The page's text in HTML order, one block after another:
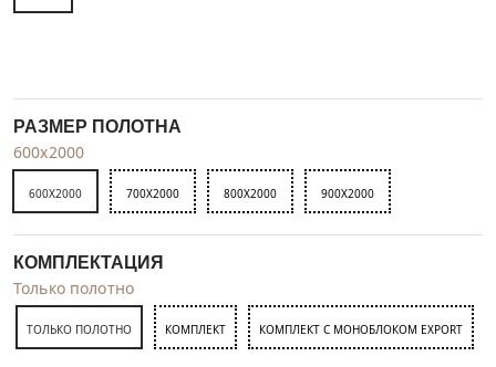
РАЗМЕР ПОЛОТНА
600x2000
600X2000 700X2000 800X2000 900X2000
КОМПЛЕКТАЦИЯ
Только полотно
ТОЛЬКО ПОЛОТНО КОМПЛЕКТ КОМПЛЕКТ С МОНОБЛОКОМ EXPORT